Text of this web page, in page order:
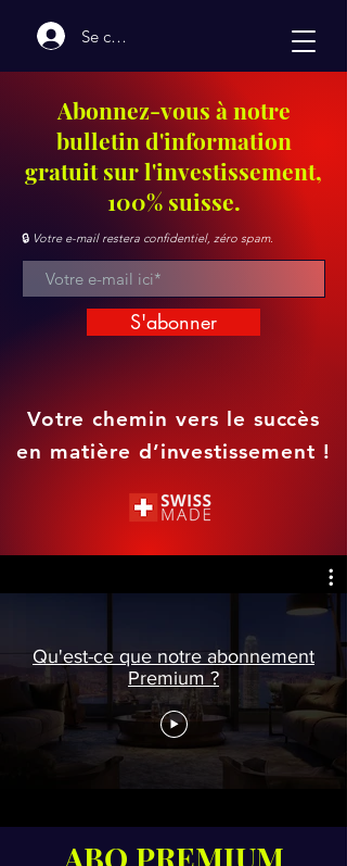
Se connecter
Abonnez-vous à notre
bulletin d'information
gratuit sur l'investissement,
100% suisse.
🔒 Votre e-mail restera confidentiel, zéro spam.
S'abonner
Votre chemin vers le succès
en matière d’investissement !
Qu'est-ce que notre abonnement
Premium ?
ABO PREMIUM